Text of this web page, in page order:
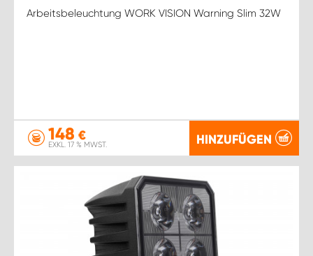
Arbeitsbeleuchtung WORK VISION Warning Slim 32W
148 €
EXKL. 17 % MWST. HINZUFÜGEN